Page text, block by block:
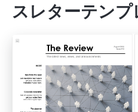
スレターテンプ